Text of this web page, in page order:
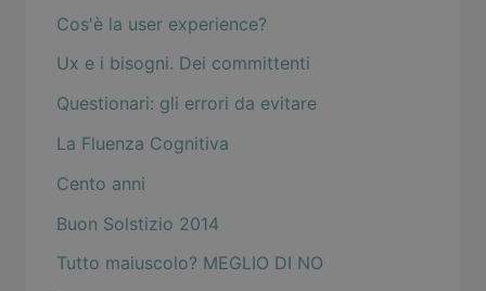
Cos'è la user experience?
Ux e i bisogni. Dei committenti
Questionari: gli errori da evitare
La Fluenza Cognitiva
Cento anni
Buon Solstizio 2014
Tutto maiuscolo? MEGLIO DI NO